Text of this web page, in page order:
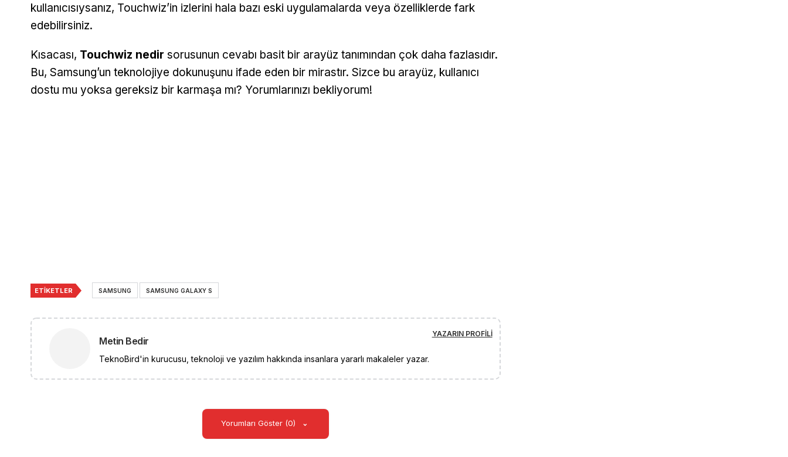
kullanıcısıysanız, Touchwiz’in izlerini hala bazı eski uygulamalarda veya özelliklerde fark
edebilirsiniz.
Kısacası, Touchwiz nedir sorusunun cevabı basit bir arayüz tanımından çok daha fazlasıdır.
Bu, Samsung’un teknolojiye dokunuşunu ifade eden bir mirastır. Sizce bu arayüz, kullanıcı
dostu mu yoksa gereksiz bir karmaşa mı? Yorumlarınızı bekliyorum!
ETIKETLER SAMSUNG SAMSUNG GALAXY S
Metin Bedir
TeknoBird'in kurucusu, teknoloji ve yazılım hakkında insanlara yararlı makaleler yazar.
YAZARIN PROFILI
Yorumları Göster (0)